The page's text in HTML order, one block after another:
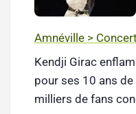
Amnéville >
Kendji Girac
pour ses 10 ans
milliers de fans